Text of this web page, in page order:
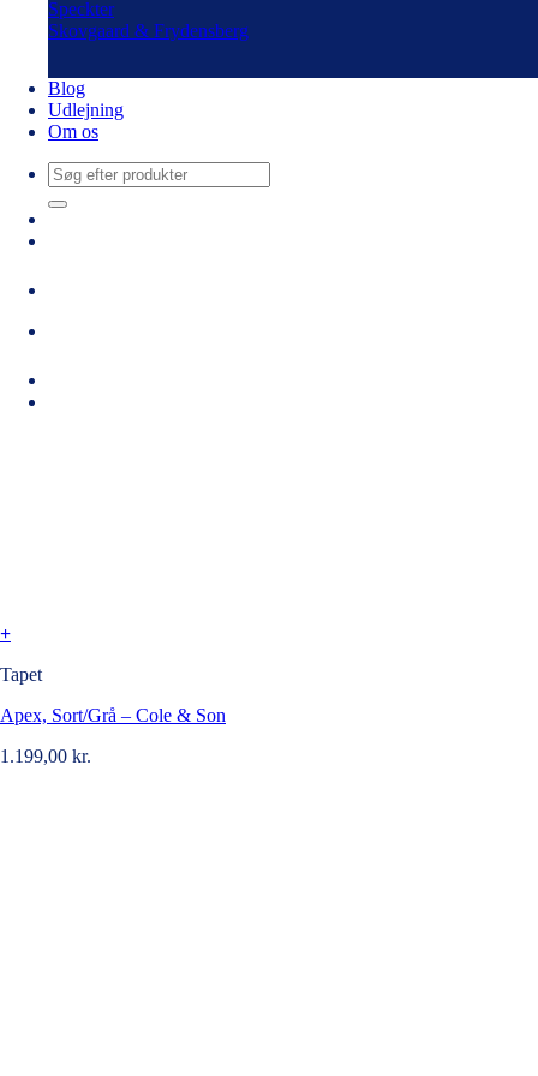
Speckter
Skovgaard & Frydensberg
Blog
Udlejning
Om os
Søg
efter:
+
Tapet
Apex, Sort/Grå – Cole & Son
1.199,00 kr.